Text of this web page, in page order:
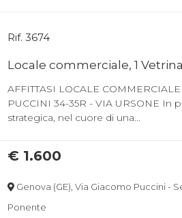
Rif. 3674
Locale commerciale, 1 Vetrina
AFFITTASI LOCALE
PUCCINI 34-35R - VIA URSONE In
strategica, nel cuore di una...
€ 1.600
Genova (GE), Via Giacomo Puccini -
Ponente